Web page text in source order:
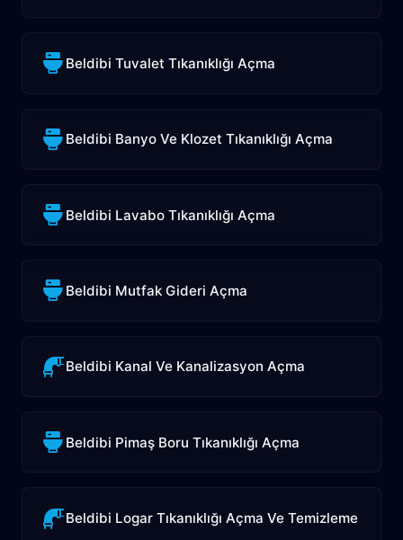
Beldibi Tuvalet Tıkanıklığı Açma
Beldibi Banyo Ve Klozet Tıkanıklığı Açma
Beldibi Lavabo Tıkanıklığı Açma
Beldibi Mutfak Gideri Açma
Beldibi Kanal Ve Kanalizasyon Açma
Beldibi Pimaş Boru Tıkanıklığı Açma
Beldibi Logar Tıkanıklığı Açma Ve Temizleme